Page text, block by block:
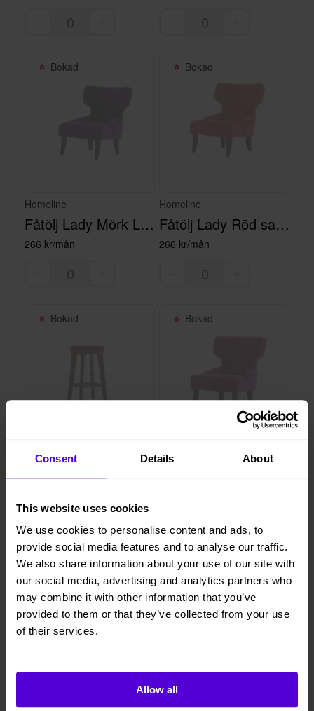
Consent Details About
This website uses cookies
We use cookies to personalise content and ads, to
provide social media features and to analyse our traffic.
We also share information about your use of our site with
our social media, advertising and analytics partners who
may combine it with other information that you’ve
provided to them or that they’ve collected from your use
of their services.
Allow all
Bokad
Homeline
Fåtölj Lady Mörk Lila Sammet
266 kr/mån
Bokad
Homeline
Fåtölj Lady Röd sammet
266 kr/mån
Bokad
Homeline
Barstol Mark Vinröd
Bokad
Homeline
Bokad
Homeline
Bokad
Homeline